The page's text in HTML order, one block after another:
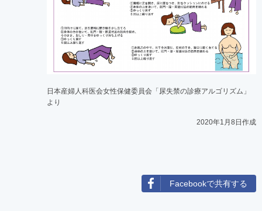
日本産婦人科医会女性保健委員会「尿失禁の診療アルゴリズム」
より
2020年1月8日作成
Facebookで共有する